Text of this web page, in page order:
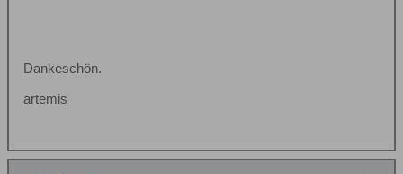
Dankeschön.
artemis